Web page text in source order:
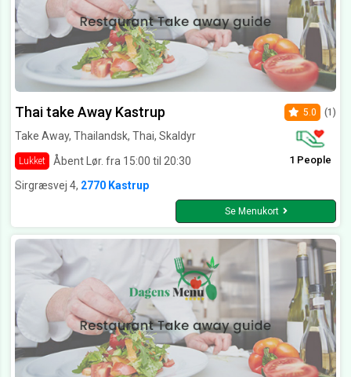
Thai take Away Kastrup
Take Away, Thailandsk, Thai, Skaldyr
Lukket Åbent Lør. fra 15:00 til 20:30
5.0 (1)
1 People
Sirgræsvej 4, 2770 Kastrup
Se Menukort